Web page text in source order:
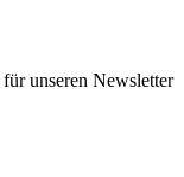
unseren Newsletter